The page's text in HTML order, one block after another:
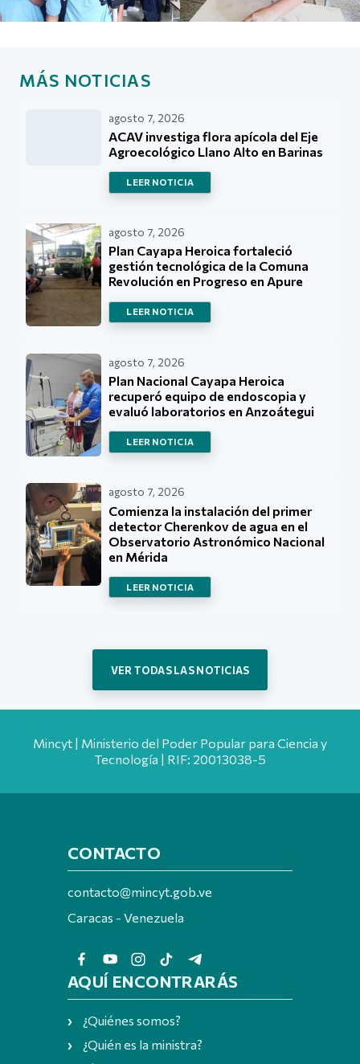
MÁS NOTICIAS
agosto 7, 2026
ACAV investiga flora apícola del Eje
Agroecológico Llano Alto en Barinas
LEER NOTICIA
agosto 7, 2026
Plan Cayapa Heroica fortaleció
gestión tecnológica de la Comuna
Revolución en Progreso en Apure
LEER NOTICIA
agosto 7, 2026
Plan Nacional Cayapa Heroica
recuperó equipo de endoscopia y
evaluó laboratorios en Anzoátegui
LEER NOTICIA
agosto 7, 2026
Comienza la instalación del primer
detector Cherenkov de agua en el
Observatorio Astronómico Nacional
en Mérida
LEER NOTICIA
VER TODAS LAS NOTICIAS
Mincyt | Ministerio del Poder Popular para Ciencia y
Tecnología | RIF: 20013038-5
CONTACTO
contacto@mincyt.gob.ve
Caracas - Venezuela
AQUÍ ENCONTRARÁS
¿Quiénes somos?
¿Quién es la ministra?